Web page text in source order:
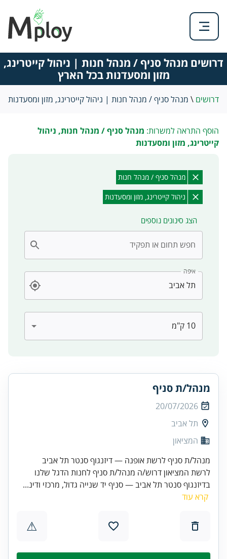
דרושים מנהל סניף / מנהל חנות | ניהול קייטרינג,
מזון ומסעדנות בכל הארץ
דרושים \ מנהל סניף / מנהל חנות | ניהול קייטרינג, מזון ומסעדנות
הוסף התראה למשרות: מנהל סניף / מנהל חנות, ניהול
קייטרינג, מזון ומסעדנות
מנהל סניף / מנהל חנות
ניהול קייטרינג, מזון ומסעדנות
הצג סינונים נוספים
חפש תחום או תפקיד
איפה
מנהל/ת סניף
20/07/2026
תל אביב
המציאון
מנהל/ת סניף לרשת אופנה — דיזנגוף סנטר תל אביב
לרשת המציאון דרוש/ה מנהל/ת סניף לחנות הדגל שלנו
בדיזנגוף סנטר תל אביב — סניף יד שנייה גדול, מרכזי ודינ...
קרא עוד
⚠